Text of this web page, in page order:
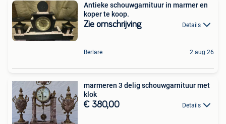
Antieke schouwgarnituur in marmer en
koper te koop.
Zie omschrijving Details
Berlare 2 aug 26
marmeren 3 delig schouwgarnituur met
klok
€ 380,00 Details